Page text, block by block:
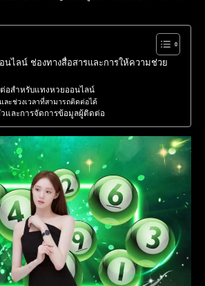
นไลน์ ช่องทางสื่อสารและการให้ความช่วย
อสำหรับแทงหวยออนไลน์
ละช่วงเวลาที่สามารถติดต่อได้
และการจัดการข้อมูลผู้ติดต่อ